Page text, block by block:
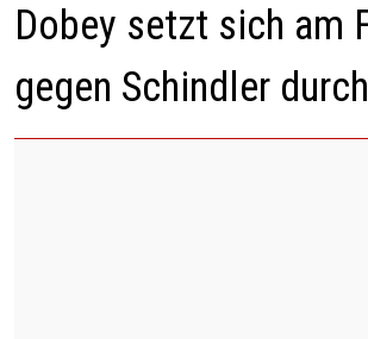
Dobey setzt sich am
gegen Schindler durch